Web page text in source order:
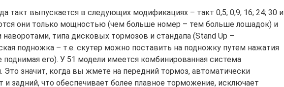
такт выпускается в следующих модификациях – такт 0,5; 0,9; 16; 24; 30 и
они только мощностью (чем больше номер – тем больше лошадок) и
типа дисковых тормозов и стандапа (Stand Up –
подножка – т.е. скутер можно поставить на подножку путем нажатия
поднимая его). У 51 модели имеется комбинированная система
Это значит, когда вы жмете на передний тормоз, автоматически
и задний, что обеспечивает более плавное торможение, исключает